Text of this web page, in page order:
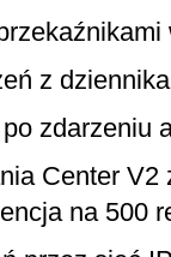
z
zdarzeniu
Center V2
na 500